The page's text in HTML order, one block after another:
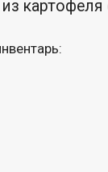
из